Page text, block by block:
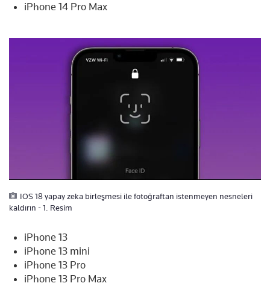
iPhone 14 Pro Max
IOS 18 yapay zeka birleşmesi ile fotoğraftan istenmeyen nesneleri
kaldırın - 1. Resim
iPhone 13
iPhone 13 mini
iPhone 13 Pro
iPhone 13 Pro Max